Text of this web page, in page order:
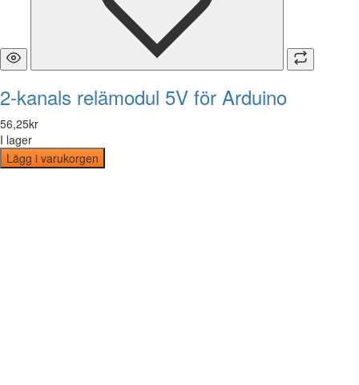
2-kanals relämodul 5V för Arduino
56,25kr
I lager
Lägg i varukorgen